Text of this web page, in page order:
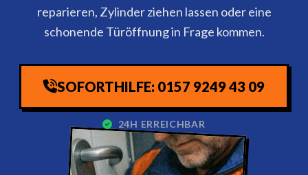
reparieren, Zylinder ziehen lassen oder eine
schonende Türöffnung in Frage kommen.
SOFORTHILFE: 0157 9249 43 09
24H ERREICHBAR